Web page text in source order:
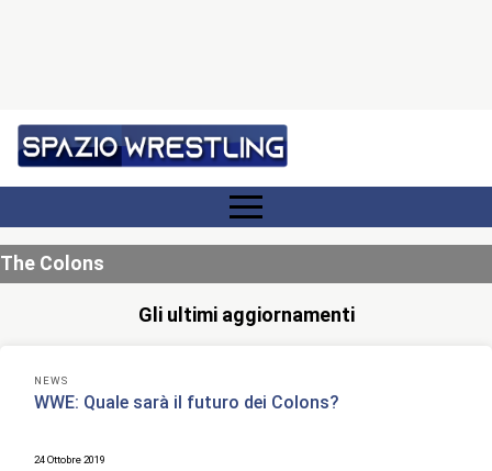
The Colons
Gli ultimi aggiornamenti
NEWS
WWE: Quale sarà il futuro dei Colons?
24 Ottobre 2019